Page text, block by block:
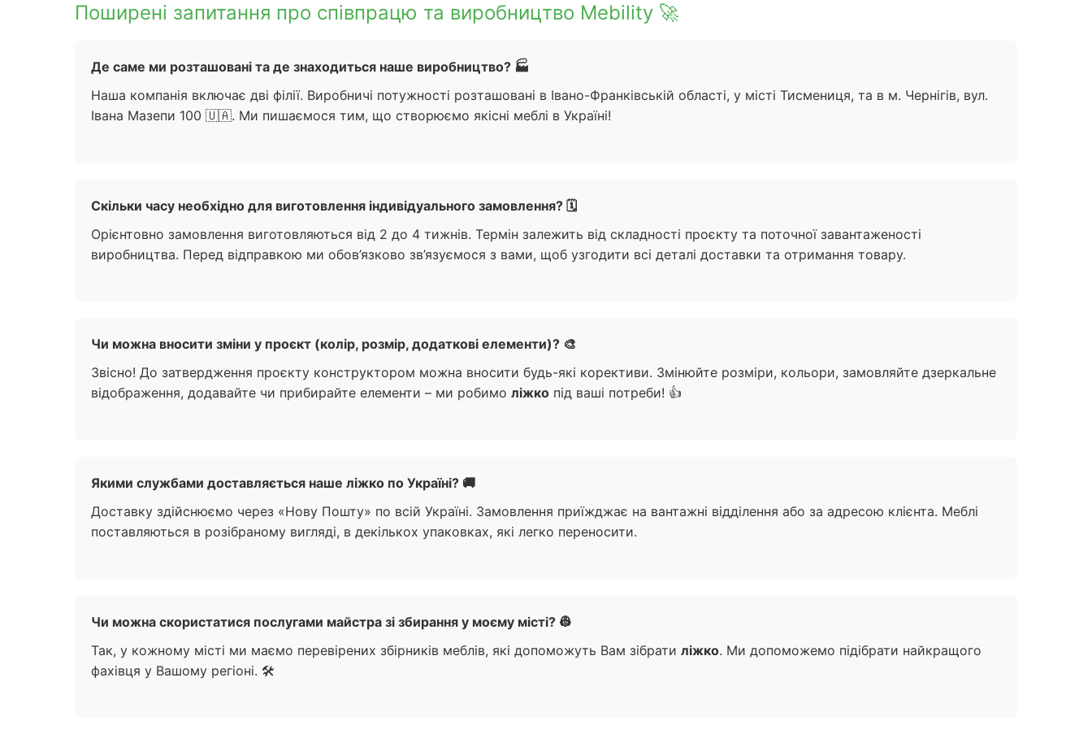
Поширені запитання про співпрацю та виробництво Mebility 🚀
Де саме ми розташовані та де знаходиться наше виробництво? 🏭
Наша компанія включає дві філії. Виробничі потужності розташовані в Івано-Франківській області, у місті Тисмениця, та в м. Чернігів, вул.
Івана Мазепи 100 🇺🇦. Ми пишаємося тим, що створюємо якісні меблі в Україні!
Скільки часу необхідно для виготовлення індивідуального замовлення? 🗓️
Орієнтовно замовлення виготовляються від 2 до 4 тижнів. Термін залежить від складності проєкту та поточної завантаженості
виробництва. Перед відправкою ми обов’язково зв’язуємося з вами, щоб узгодити всі деталі доставки та отримання товару.
Чи можна вносити зміни у проєкт (колір, розмір, додаткові елементи)? 🎨
Звісно! До затвердження проєкту конструктором можна вносити будь-які корективи. Змінюйте розміри, кольори, замовляйте дзеркальне
відображення, додавайте чи прибирайте елементи – ми робимо ліжко під ваші потреби! 👍
Якими службами доставляється наше ліжко по Україні? 🚚
Доставку здійснюємо через «Нову Пошту» по всій Україні. Замовлення приїжджає на вантажні відділення або за адресою клієнта. Меблі
поставляються в розібраному вигляді, в декількох упаковках, які легко переносити.
Чи можна скористатися послугами майстра зі збирання у моєму місті? 👷
Так, у кожному місті ми маємо перевірених збірників меблів, які допоможуть Вам зібрати ліжко. Ми допоможемо підібрати найкращого
фахівця у Вашому регіоні. 🛠️